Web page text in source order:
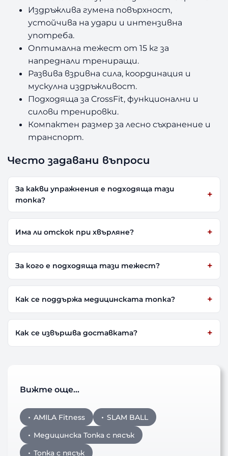
Издръжлива гумена повърхност,
устойчива на удари и интензивна
употреба.
Оптимална тежест от 15 кг за
напреднали трениращи.
Развива взривна сила, координация и
мускулна издръжливост.
Подходяща за CrossFit, функционални и
силови тренировки.
Компактен размер за лесно съхранение и
транспорт.
Често задавани въпроси
За какви упражнения е подходяща тази
топка?
Има ли отскок при хвърляне?
За кого е подходяща тази тежест?
Как се поддържа медицинската топка?
Как се извършва доставката?
Вижте още…
AMILA Fitness
SLAM BALL
Медицинска Топка с пясък
Топка с пясък